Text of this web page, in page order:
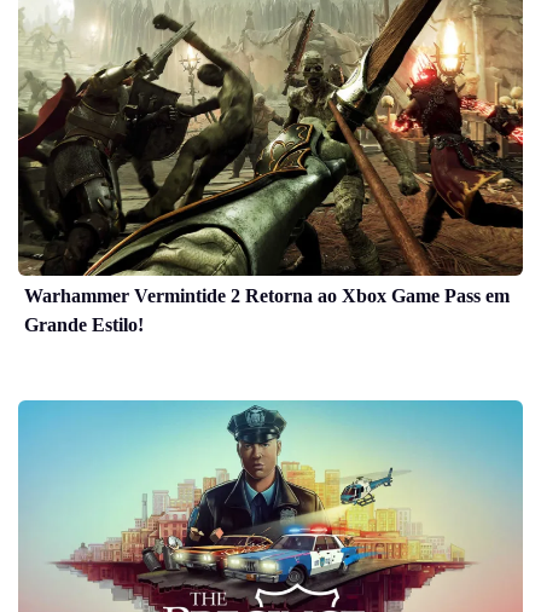
Warhammer Vermintide 2 Retorna ao Xbox Game Pass em
Grande Estilo!